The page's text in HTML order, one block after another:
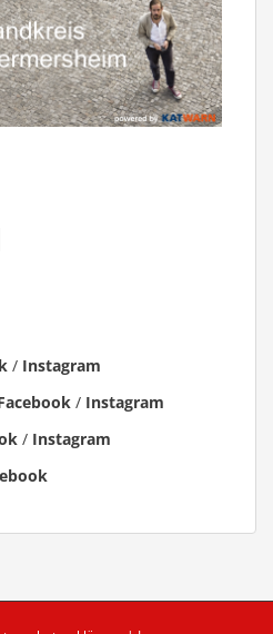
/ Instagram
/ Instagram
/ Instagram